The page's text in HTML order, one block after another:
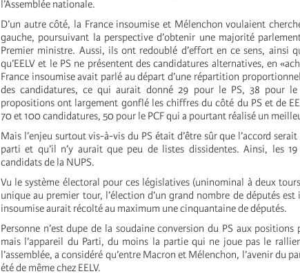
l’Assemblée nationale.
D’un autre côté, la France insoumise et Mélenchon voulaient
gauche, poursuivant la perspective d’obtenir une majorité
Premier ministre. Aussi, ils ont redoublé d’effort en ce sens, ainsi
qu’EELV et le PS ne présentent des candidatures alternatives, en
France insoumise avait parlé au départ d’une répartition
des candidatures, ce qui aurait donné 29 pour le PS, 38 pour le
propositions ont largement gonflé les chiffres du côté du PS et de
70 et 100 candidatures, 50 pour le PCF qui a pourtant réalisé un
Mais l’enjeu surtout vis-à-vis du PS était d’être sûr que l’accord
parti et qu’il n’y aurait que peu de listes dissidentes. Ainsi, les
candidats de la NUPS.
Vu le système électoral pour ces législatives (uninominal à deux
unique au premier tour, l’élection d’un grand nombre de députés est
insoumise aurait récolté au maximum une cinquantaine de députés.
Personne n’est dupe de la soudaine conversion du PS aux
mais l’appareil du Parti, du moins la partie qui ne joue pas le
l’assemblée, a considéré qu’entre Macron et Mélenchon, l’avenir du
été de même chez EELV.